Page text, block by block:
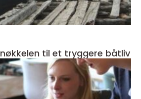
Båtførerprøven nøkkelen til et tryggere båtliv